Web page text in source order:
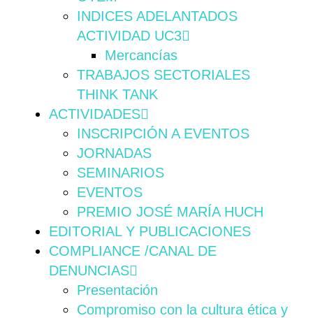
INDICES ADELANTADOS
ACTIVIDAD UC3
Mercancías
TRABAJOS SECTORIALES
THINK TANK
ACTIVIDADES
INSCRIPCIÓN A EVENTOS
JORNADAS
SEMINARIOS
EVENTOS
PREMIO JOSÉ MARÍA HUCH
EDITORIAL Y PUBLICACIONES
COMPLIANCE /CANAL DE
DENUNCIAS
Presentación
Compromiso con la cultura ética y